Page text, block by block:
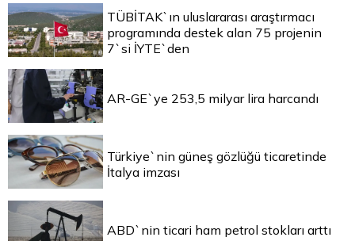
TÜBİTAK`ın uluslararası araştırmacı
programında destek alan 75 projenin
7`si İYTE`den
AR-GE`ye 253,5 milyar lira harcandı
Türkiye`nin güneş gözlüğü ticaretinde
İtalya imzası
ABD`nin ticari ham petrol stokları arttı